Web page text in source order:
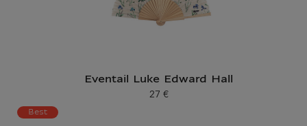
Eventail Luke Edward Hall
Prix ​​actuel
27 €
Best